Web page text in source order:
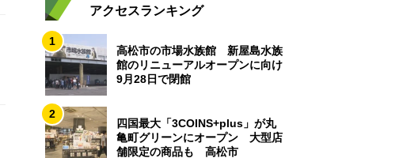
アクセスランキング
1
高松市の市場水族館 新屋島水族
館のリニューアルオープンに向け
9月28日で閉館
2
四国最大「3COINS+plus」が丸
亀町グリーンにオープン 大型店
舗限定の商品も 高松市